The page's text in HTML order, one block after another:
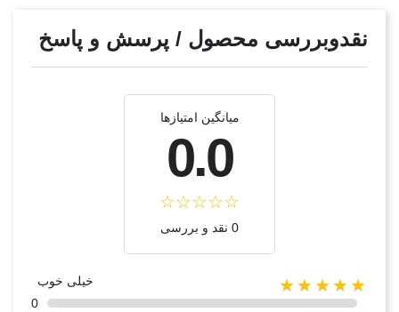
نقدوبررسی محصول / پرسش و پاسخ
میانگین امتیازها
0.0
0 نقد و بررسی
★★★★★
خیلی خوب
0